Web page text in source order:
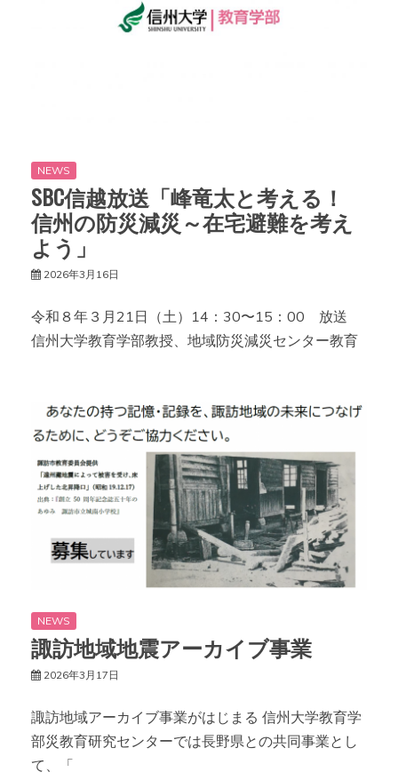
NEWS
SBC信越放送「峰竜太と考える！
信州の防災減災～在宅避難を考え
よう」
2026年3月16日
令和８年３月21日（土）14：30〜15：00 放送
信州大学教育学部教授、地域防災減災センター教育
NEWS
諏訪地域地震アーカイブ事業
2026年3月17日
諏訪地域アーカイブ事業がはじまる 信州大学教育学
部災教育研究センターでは長野県との共同事業とし
て、「